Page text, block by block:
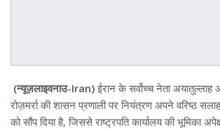
(न्यूज़लाइवनाउ-Iran)ईरान के सर्वोच्च नेता
रोज़मर्रा की शासन प्रणाली पर नियंत्रण अपने वरिष्ठ
को सौंप दिया है, जिससे राष्ट्रपति कार्यालय की भूमिका